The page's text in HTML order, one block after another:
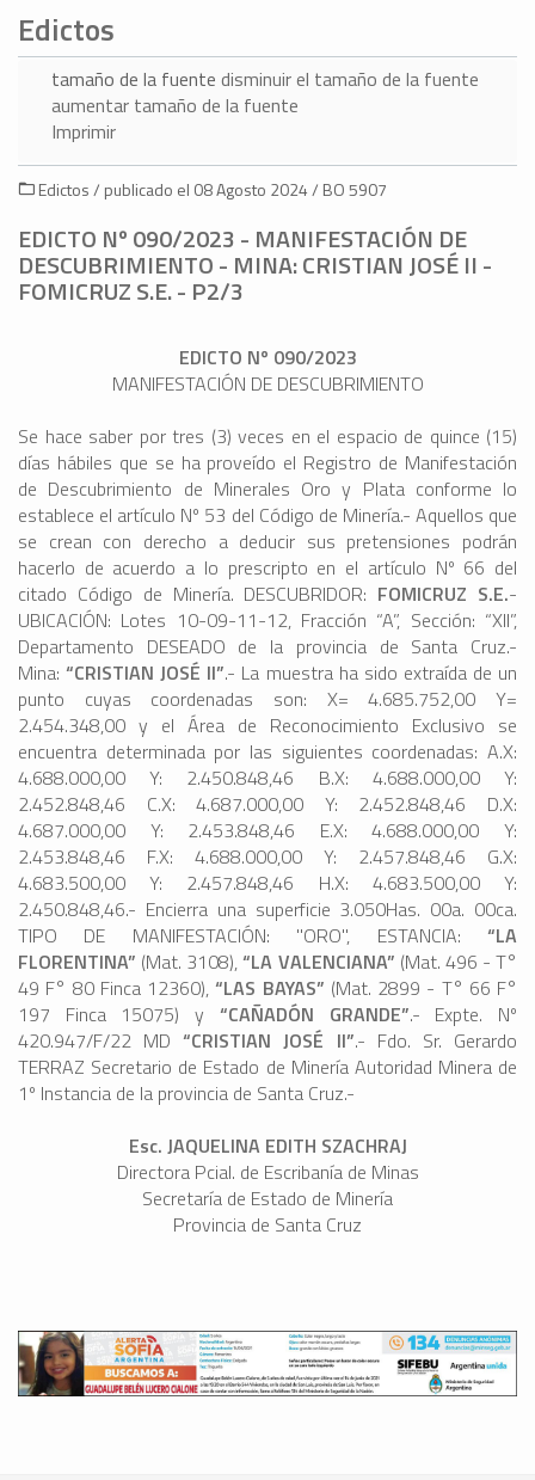
Edictos
tamaño de la fuente disminuir el tamaño de la fuente
aumentar tamaño de la fuente
Imprimir
Edictos / publicado el 08 Agosto 2024 / BO 5907
EDICTO Nº 090/2023 - MANIFESTACIÓN DE
DESCUBRIMIENTO - MINA: CRISTIAN JOSÉ II -
FOMICRUZ S.E. - P2/3
EDICTO Nº 090/2023
MANIFESTACIÓN DE DESCUBRIMIENTO
Se hace saber por tres (3) veces en el espacio de quince (15)
días hábiles que se ha proveído el Registro de Manifestación
de Descubrimiento de Minerales Oro y Plata conforme lo
establece el artículo Nº 53 del Código de Minería.- Aquellos que
se crean con derecho a deducir sus pretensiones podrán
hacerlo de acuerdo a lo prescripto en el artículo Nº 66 del
citado Código de Minería. DESCUBRIDOR: FOMICRUZ S.E.-
UBICACIÓN: Lotes 10-09-11-12, Fracción “A”, Sección: “XII”,
Departamento DESEADO de la provincia de Santa Cruz.-
Mina:“CRISTIAN JOSÉ II”.- La muestra ha sido extraída de un
punto cuyas coordenadas son: X= 4.685.752,00 Y=
2.454.348,00 y el Área de Reconocimiento Exclusivo se
encuentra determinada por las siguientes coordenadas: A.X:
4.688.000,00 Y: 2.450.848,46 B.X: 4.688.000,00 Y:
2.452.848,46 C.X: 4.687.000,00 Y: 2.452.848,46 D.X:
4.687.000,00 Y: 2.453.848,46 E.X: 4.688.000,00 Y:
2.453.848,46 F.X: 4.688.000,00 Y: 2.457.848,46 G.X:
4.683.500,00 Y: 2.457.848,46 H.X: 4.683.500,00 Y:
2.450.848,46.- Encierra una superficie 3.050Has. 00a. 00ca.
TIPO DE MANIFESTACIÓN: "ORO", ESTANCIA: “LA
FLORENTINA” (Mat. 3108),“LA VALENCIANA” (Mat. 496 - T°
49 F° 80 Finca 12360),“LAS BAYAS” (Mat. 2899 - T° 66 F°
197 Finca 15075) y “CAÑADÓN GRANDE”.- Expte. Nº
420.947/F/22 MD“CRISTIAN JOSÉ II”.- Fdo. Sr. Gerardo
TERRAZ Secretario de Estado de Minería Autoridad Minera de
1º Instancia de la provincia de Santa Cruz.-
Esc. JAQUELINA EDITH SZACHRAJ
Directora Pcial. de Escribanía de Minas
Secretaría de Estado de Minería
Provincia de Santa Cruz